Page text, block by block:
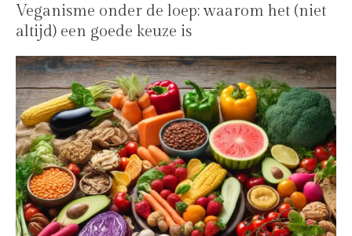
Veganisme onder de loep: waarom het (niet
altijd) een goede keuze is